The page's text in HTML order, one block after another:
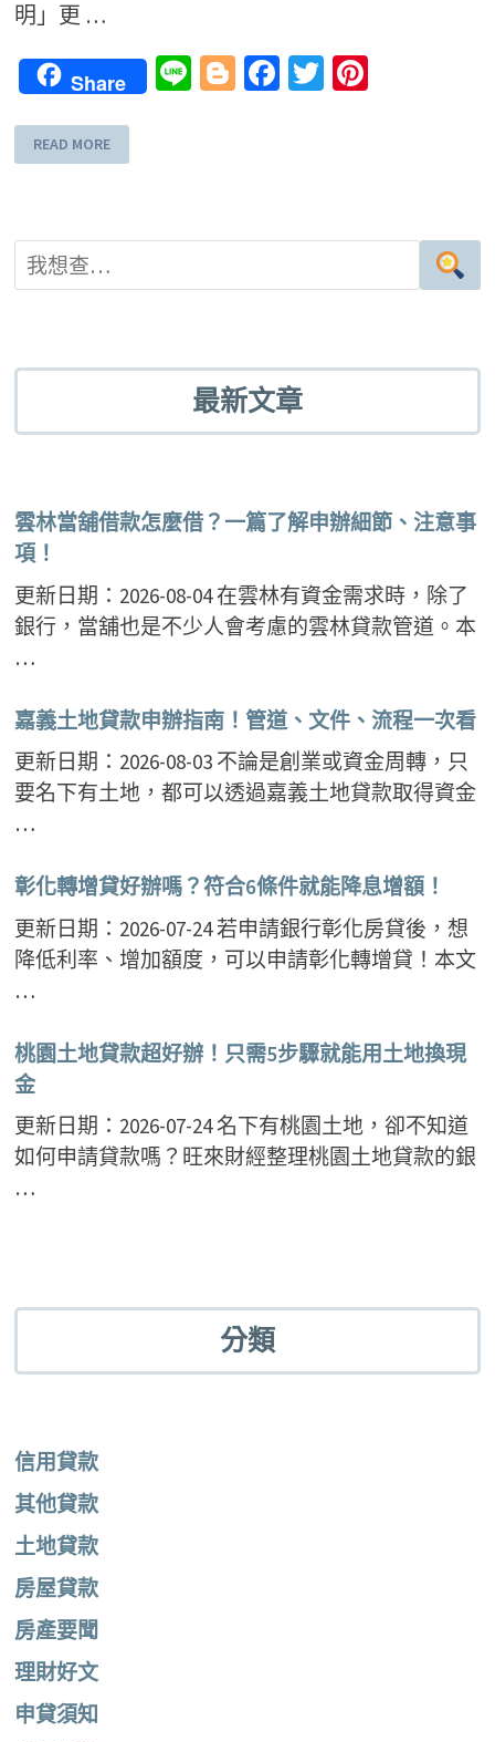
明」更 …
Share LineBlogger
Facebook
Twitter
READ MORE
最新文章
雲林當舖借款怎麼借？一篇了解申辦細節、注意事
項！
更新日期：2026-08-04 在雲林有資金需求時，除了
銀行，當舖也是不少人會考慮的雲林貸款管道。本
…
嘉義土地貸款申辦指南！管道、文件、流程一次看
更新日期：2026-08-03 不論是創業或資金周轉，只
要名下有土地，都可以透過嘉義土地貸款取得資金
…
彰化轉增貸好辦嗎？符合6條件就能降息增額！
更新日期：2026-07-24 若申請銀行彰化房貸後，想
降低利率、增加額度，可以申請彰化轉增貸！本文
…
桃園土地貸款超好辦！只需5步驟就能用土地換現
金
更新日期：2026-07-24 名下有桃園土地，卻不知道
如何申請貸款嗎？旺來財經整理桃園土地貸款的銀
…
分類
信用貸款
其他貸款
土地貸款
房屋貸款
房產要聞
理財好文
申貸須知